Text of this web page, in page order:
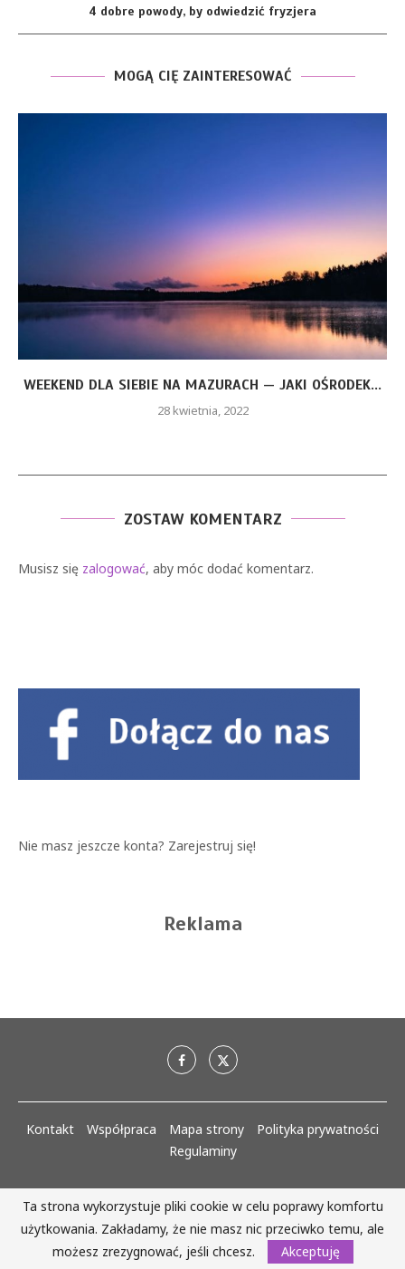
4 dobre powody, by odwiedzić fryzjera
MOGĄ CIĘ ZAINTERESOWAĆ
WEEKEND DLA SIEBIE NA MAZURACH — JAKI OŚRODEK...
28 kwietnia, 2022
ZOSTAW KOMENTARZ
Musisz się zalogować, aby móc dodać komentarz.
Nie masz jeszcze konta? Zarejestruj się!
Reklama
Kontakt Współpraca Mapa strony
Polityka prywatności
Regulaminy
www.woh.group
WRÓĆ DO GÓRY
Ta strona wykorzystuje pliki cookie w celu poprawy komfortu
użytkowania. Zakładamy, że nie masz nic przeciwko temu, ale
możesz zrezygnować, jeśli chcesz.
Akceptuję